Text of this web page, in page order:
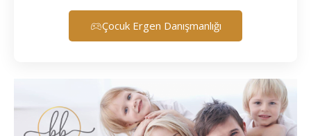
Çocuk Ergen Danışmanlığı